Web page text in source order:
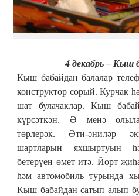
4 декабрь – Кыш
Кыш бабайдан балалар
конструктор сорый. Курчак
шат булачаклар. Кыш
күрсәткән. Ә менә
төрлерәк. Әти-әниләр
шартларын яхшыртуын
бетерүен өмет итә. Йорт
һәм автомобиль турында
Кыш бабайдан сатып алып